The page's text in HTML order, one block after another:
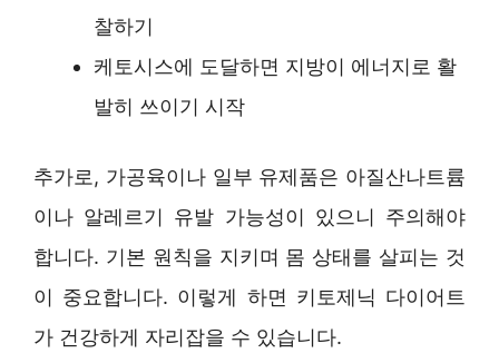
찰하기
케토시스에 도달하면 지방이 에너지로 활
발히 쓰이기 시작
추가로, 가공육이나 일부 유제품은 아질산나트륨
이나 알레르기 유발 가능성이 있으니 주의해야
합니다. 기본 원칙을 지키며 몸 상태를 살피는 것
이 중요합니다. 이렇게 하면 키토제닉 다이어트
가 건강하게 자리잡을 수 있습니다.